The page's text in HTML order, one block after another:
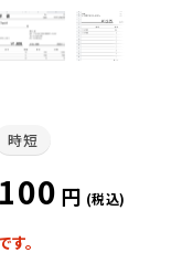
時短
円 (税込)
。